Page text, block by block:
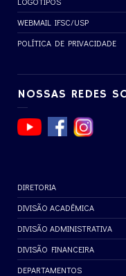
WEBMAIL IFSC/USP
POLÍTICA DE PRIVACIDADE
NOSSAS REDES
DIRETORIA
DIVISÃO ACADÊMICA
DIVISÃO ADMINISTRATIVA
DIVISÃO FINANCEIRA
DEPARTAMENTOS